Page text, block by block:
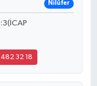
Nilüfer
32 18